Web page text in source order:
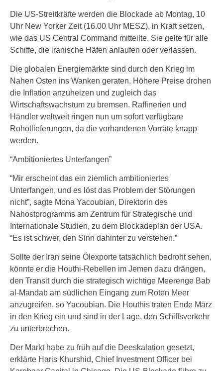
Die US-Streitkräfte werden die Blockade ab Montag, 10
Uhr New Yorker Zeit (16.00 Uhr MESZ), in Kraft setzen,
wie das US Central Command mitteilte. Sie gelte für alle
Schiffe, die iranische Häfen anlaufen oder verlassen.
Die globalen Energiemärkte sind durch den Krieg im
Nahen Osten ins Wanken geraten. Höhere Preise drohen
die Inflation anzuheizen und zugleich das
Wirtschaftswachstum zu bremsen. Raffinerien und
Händler weltweit ringen nun um sofort verfügbare
Rohöllieferungen, da die vorhandenen Vorräte knapp
werden.
“Ambitioniertes Unterfangen”
“Mir erscheint das ein ziemlich ambitioniertes
Unterfangen, und es löst das Problem der Störungen
nicht”, sagte Mona Yacoubian, Direktorin des
Nahostprogramms am Zentrum für Strategische und
Internationale Studien, zu dem Blockadeplan der USA.
“Es ist schwer, den Sinn dahinter zu verstehen.”
Sollte der Iran seine Ölexporte tatsächlich bedroht sehen,
könnte er die Houthi-Rebellen im Jemen dazu drängen,
den Transit durch die strategisch wichtige Meerenge Bab
al-Mandab am südlichen Eingang zum Roten Meer
anzugreifen, so Yacoubian. Die Houthis traten Ende März
in den Krieg ein und sind in der Lage, den Schiffsverkehr
zu unterbrechen.
Der Markt habe zu früh auf die Deeskalation gesetzt,
erklärte Haris Khurshid, Chief Investment Officer bei